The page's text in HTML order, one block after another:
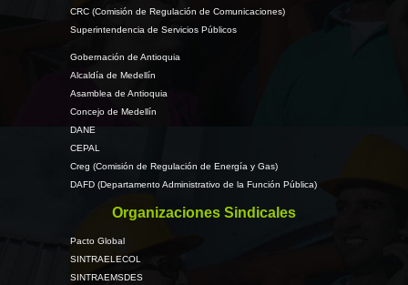
CRC (Comisión de Regulación de Comunicaciones)
Superintendencia de Servicios Públicos
Gobernación de Antioquia
Alcaldía de Medellín
Asamblea de Antioquia
Concejo de Medellín
DANE
CEPAL
Creg (Comisión de Regulación de Energía y Gas)
DAFD (Departamento Administrativo de la Función Pública)
Organizaciones Sindicales
Pacto Global
SINTRAELECOL
SINTRAEMSDES